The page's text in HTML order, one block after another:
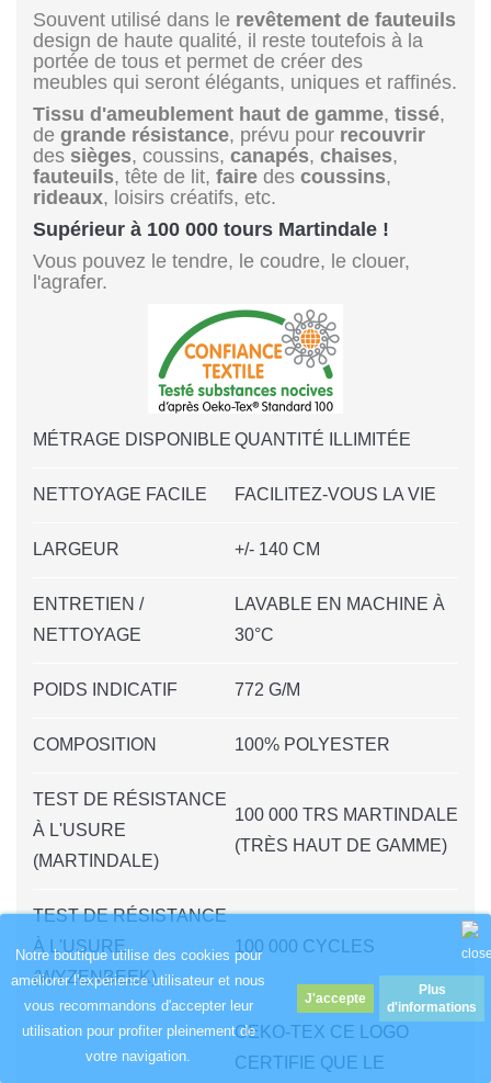
Notre boutique utilise des cookies pour
améliorer l'expérience utilisateur et nous
vous recommandons d'accepter leur
utilisation pour profiter pleinement de
votre navigation.
Plus
d'informations
Souvent utilisé dans le revêtement de fauteuils
design de haute qualité, il reste toutefois à la
portée de tous et permet de créer des
meubles qui seront élégants, uniques et raffinés.
Tissu d'ameublement haut de gamme, tissé,
de grande résistance, prévu pour recouvrir
des sièges, coussins, canapés, chaises,
fauteuils, tête de lit, faire des coussins,
rideaux, loisirs créatifs, etc.
Supérieur à 100 000 tours Martindale !
Vous pouvez le tendre, le coudre, le clouer,
l'agrafer.
MÉTRAGE DISPONIBLE QUANTITÉ ILLIMITÉE
NETTOYAGE FACILE FACILITEZ-VOUS LA VIE
LARGEUR +/- 140 CM
ENTRETIEN /
NETTOYAGE
LAVABLE EN MACHINE À
30°C
POIDS INDICATIF 772 G/M
COMPOSITION 100% POLYESTER
TEST DE RÉSISTANCE
À L'USURE
(MARTINDALE)
100 000 TRS MARTINDALE
(TRÈS HAUT DE GAMME)
TEST DE RÉSISTANCE
À L'USURE
(WYZENBEEK)
100 000 CYCLES
OEKO-TEX CE LOGO
CERTIFIE QUE LE